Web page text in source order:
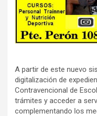
A partir de este nuevo
digitalización de
Contravencional de
trámites y acceder a
complementando los